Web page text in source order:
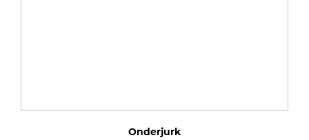
Onderjurk